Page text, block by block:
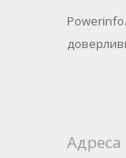
Адреса